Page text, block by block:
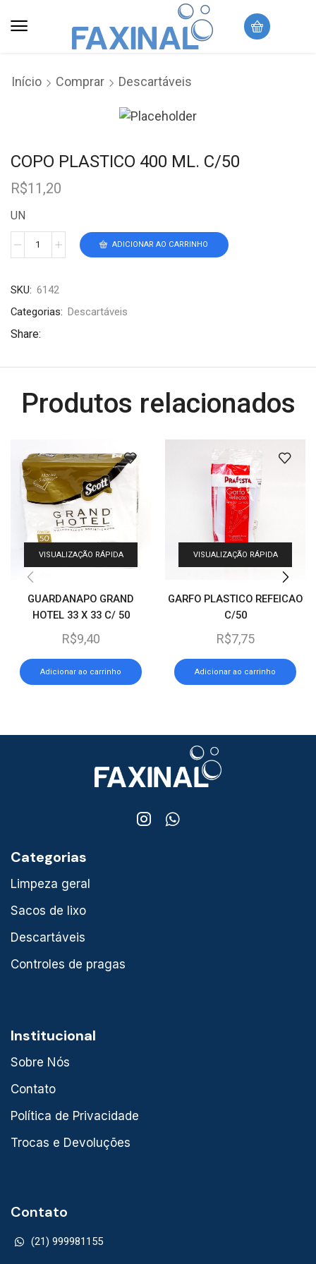
Início Comprar Descartáveis
COPO PLASTICO 400 ML. C/50
R$11,20
UN
ADICIONAR AO CARRINHO
SKU: 6142
Categorias: Descartáveis
Share:
Produtos relacionados
VISUALIZAÇÃO RÁPIDA
GUARDANAPO GRAND
HOTEL 33 X 33 C/ 50
R$9,40
Adicionar ao carrinho
VISUALIZAÇÃO RÁPIDA
GARFO PLASTICO REFEICAO
C/50
R$7,75
Adicionar ao carrinho
Categorias
Limpeza geral
Sacos de lixo
Descartáveis
Controles de pragas
Institucional
Sobre Nós
Contato
Política de Privacidade
Trocas e Devoluções
Contato
(21) 999981155